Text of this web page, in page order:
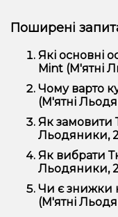
Поширені
Які основні
Mint (М'ятні
Тютюн 420
відрізняється
використання
Чому варто
(М'ятні
Ми пропонуємо
широкий
доставку. Крім
для клієнтів!
Як замовити
Льодяники,
Оформити
Додайте
Як вибрати
Льодяники,
Вибір
якщо це кальян,
чаші, якщо вейп
Чи є знижки
(М'ятні